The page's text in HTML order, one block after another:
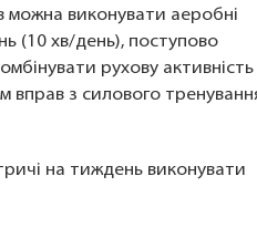
можна виконувати аеробні
(10 хв/день), поступово
рухову активність
вправ з силового
на тиждень виконувати